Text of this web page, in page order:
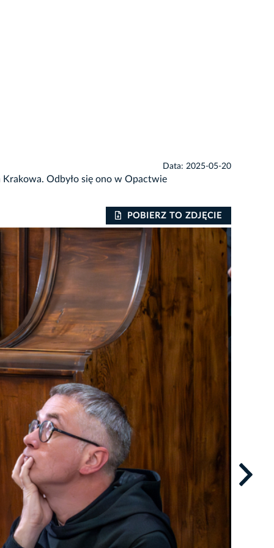
Data: 2025-05-20
Odbyło się ono w Opactwie
POBIERZ TO ZDJĘCIE